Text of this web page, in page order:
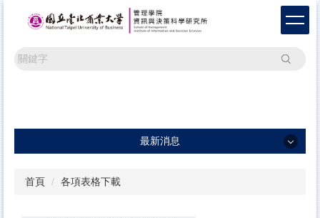
搜尋
最新消息
首頁 各項表格下載